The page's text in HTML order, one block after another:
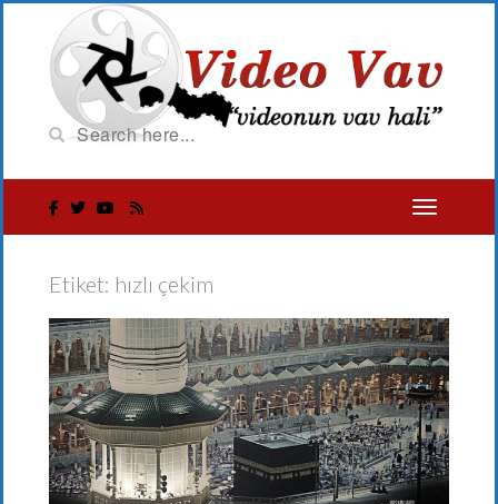
Etiket: hızlı çekim